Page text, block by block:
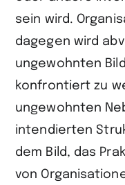
sein wird.
dagegen wird
ungewohnten
konfrontiert zu
ungewohnten
intendierten
dem Bild, das
von